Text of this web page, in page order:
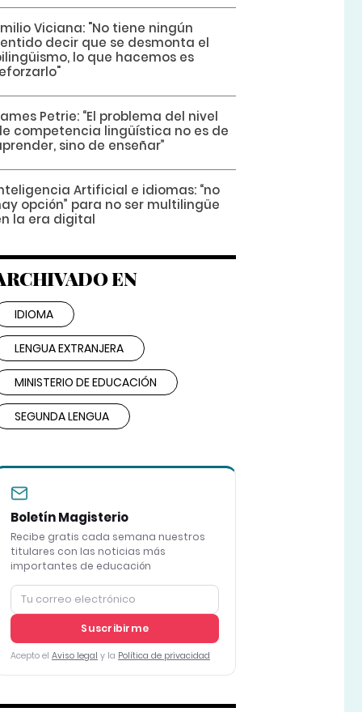
Viciana: "No tiene ningún
decir que se desmonta el
lo que hacemos es
Petrie: “El problema del nivel
competencia lingüística no es de
sino de enseñar”
Artificial e idiomas: “no
opción” para no ser multilingüe
la era digital
EN
IDIOMA
LENGUA EXTRANJERA
MINISTERIO DE EDUCACIÓN
SEGUNDA LENGUA
Boletín Magisterio
Recibe gratis cada semana nuestros
titulares con las noticias más
importantes de educación
Suscribirme
Acepto el Aviso legal y la Política de privacidad